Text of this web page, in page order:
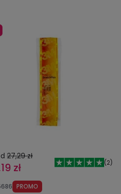
27,29 zł
zł (2)
PROMO